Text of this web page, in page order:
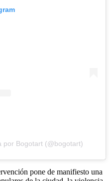
por Bogotart (@bogotart)
pone de manifiesto una